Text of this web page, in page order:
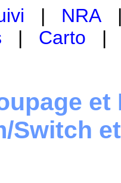
| NRA
| Carto
et
Switch